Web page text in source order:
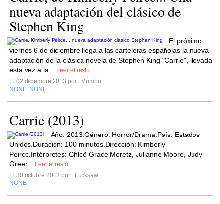
nueva adaptación del clásico de
Stephen King
El próximo
viernes 6 de diciembre llega a las carteleras españolas la nueva
adaptación de la clásica novela de Stephen King "Carrie", llevada
esta vez a la...
Leer el resto
El 02 diciembre 2013 por
Mumbo
NONE NONE
Carrie (2013)
Año: 2013.Género: Horror/Drama.País: Estados
Unidos.Duración: 100 minutos.Dirección: Kimberly
Peirce.Intérpretes: Chloë Grace Moretz, Julianne Moore, Judy
Greer...
Leer el resto
El 30 octubre 2013 por
Lucksaw
NONE